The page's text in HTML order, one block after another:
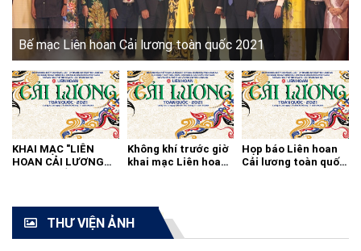
Bế mạc Liên hoan Cải lương toàn quốc 2021
KHAI MẠC "LIÊN
HOAN CẢI LƯƠNG
Không khí trước giờ
khai mạc Liên hoan
Họp báo Liên hoan
Cải lương toàn quốc
THƯ VIỆN ẢNH